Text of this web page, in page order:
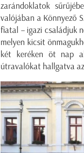
zarándoklatok
valójában a Könnyező
fiatal – igazi családjuk
melyen kicsit
két keréken öt nap
útravalókat hallgatva